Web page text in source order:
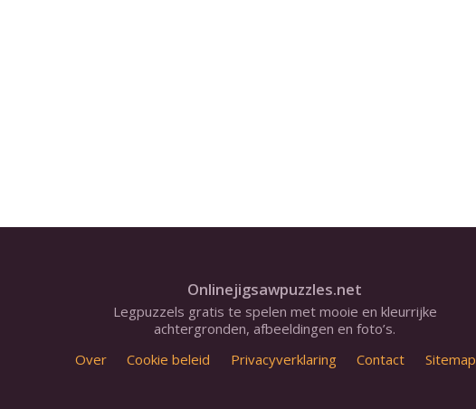
Onlinejigsawpuzzles.net
Legpuzzels gratis te spelen met mooie en kleurrijke
achtergronden, afbeeldingen en foto’s.
Over
Cookie beleid Privacyverklaring Contact Sitemap